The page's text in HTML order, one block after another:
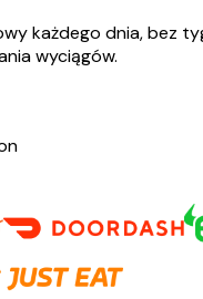
każdego dnia, bez
wyciągów.